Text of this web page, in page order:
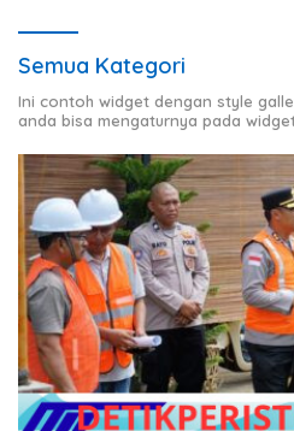
Semua Kategori
Ini contoh widget dengan style
anda bisa mengaturnya pada